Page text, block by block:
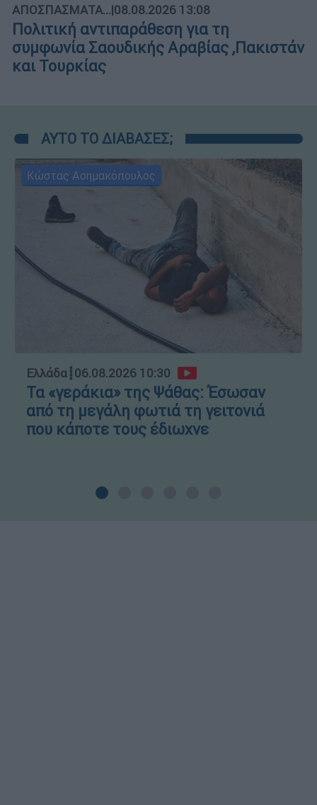
ΑΠΟΣΠΑΣΜΑΤΑ...|08.08.2026 13:08
Πολιτική αντιπαράθεση για τη
συμφωνία Σαουδικής Αραβίας ,Πακιστάν
και Τουρκίας
ΑΥΤΟ ΤΟ ΔΙΑΒΑΣΕΣ;
Κώστας Ασημακόπουλος
Ελλάδα┋06.08.2026 10:30
Τα «γεράκια» της Ψάθας: Έσωσαν
από τη μεγάλη φωτιά τη γειτονιά
που κάποτε τους έδιωχνε